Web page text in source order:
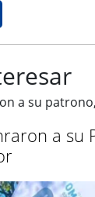
a su